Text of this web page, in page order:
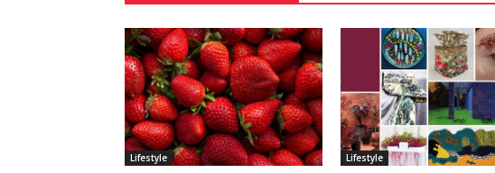
Lifestyle Lifestyle